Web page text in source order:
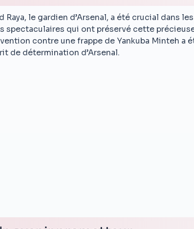
Raya, le gardien d’Arsenal, a été crucial dans
spectaculaires qui ont préservé cette
contre une frappe de Yankuba Minteh a
de détermination d’Arsenal.